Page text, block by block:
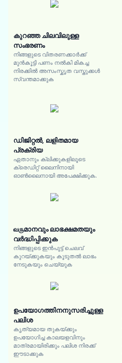
കുറഞ്ഞ ചിലവിലുള്ള
സംഭരണം
നിങ്ങളുടെ വിതരണക്കാർക്ക്
മുൻകൂട്ടി പണം നൽകി മികച്ച
നിരക്കിൽ അസംസ്കൃത വസ്തുക്കൾ
സ്വന്തമാക്കുക
ഡിജിറ്റൽ, ലളിതമായ
പ്രക്രിയ
ഏതാനും ക്ലിക്കുകളിലൂടെ
ക്രെഡിറ്റ് ലൈനിനായി
ഓൺലൈനായി അപേക്ഷിക്കുക.
வருമാനവും ലാഭക്ഷമതയും
വർദ്ധിപ്പിക്കുക
നിങ്ങളുടെ ഇൻപുട്ട് ചെലവ്
കുറയ്ക്കുകയും കൂടുതൽ ലാഭം
നേടുകയും ചെയ്യുക
ഉപയോഗത്തിനനുസരിച്ചുള്ള
പലിശ
കൃത്യമായ തുകയ്ക്കും
ഉപയോഗിച്ച കാലയളവിനും
മാത്രമായിരിക്കും പലിശ നിരക്ക്
ഈടാക്കുക